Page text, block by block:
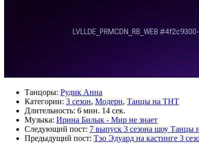
Танцоры: Рудик Анна
Категории: 3 сезон, Модерн, Танцы на ТНТ
Длительность: 6 мин. 14 сек.
Музыка: Ирина Билык - Мир не знает
Следующий пост: 7 выпуск 3 сезона шоу Танцы
Предыдущий пост: Тэо Эдуард на кастинге 3